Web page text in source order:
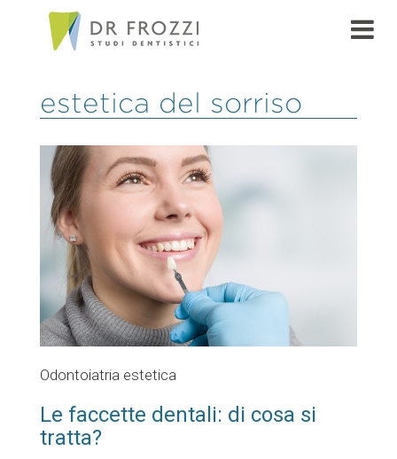
estetica del sorriso
Odontoiatria estetica
Le faccette dentali: di cosa si
tratta?